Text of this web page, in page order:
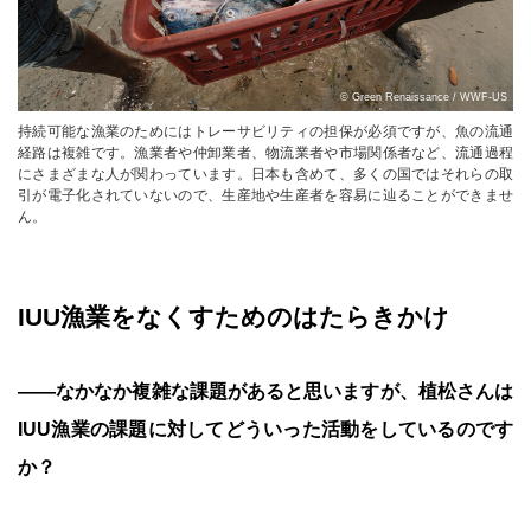
© Green Renaissance / WWF-US
持続可能な漁業のためにはトレーサビリティの担保が必須ですが、魚の流通
経路は複雑です。漁業者や仲卸業者、物流業者や市場関係者など、流通過程
にさまざまな人が関わっています。日本も含めて、多くの国ではそれらの取
引が電子化されていないので、生産地や生産者を容易に辿ることができませ
ん。
IUU漁業をなくすためのはたらきかけ
――なかなか複雑な課題があると思いますが、植松さんは
IUU漁業の課題に対してどういった活動をしているのです
か？